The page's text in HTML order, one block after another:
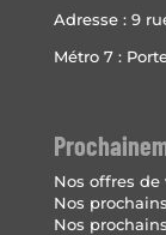
Adresse : 9
Métro 7 :
Nos offres
Nos
Nos